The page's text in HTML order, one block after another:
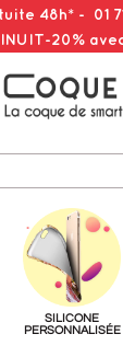
48h* - 01
20%
SILICONE
PERSONNALISÉE